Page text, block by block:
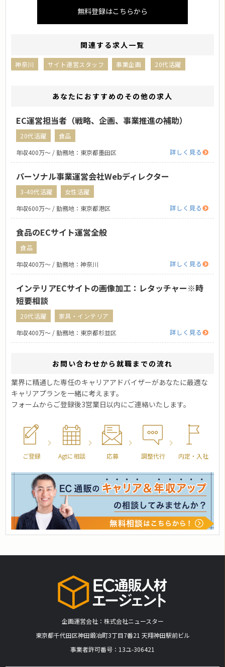
無料登録はこちらから
関連する求人一覧
神奈川 サイト運営スタッフ 事業企画 20代活躍
あなたにおすすめのその他の求人
EC運営担当者（戦略、企画、事業推進の補助）
20代活躍
食品
年収400万〜 / 勤務地：東京都墨田区
詳しく見る
パーソナル事業運営会社Webディレクター
3-40代活躍
女性活躍
年収600万〜 / 勤務地：東京都港区
詳しく見る
食品のECサイト運営全般
食品
年収400万〜 / 勤務地：神奈川
詳しく見る
インテリアECサイトの画像加工：レタッチャー※時
短要相談
20代活躍
家具・インテリア
年収400万〜 / 勤務地：東京都杉並区
詳しく見る
お問い合わせから就職までの流れ
業界に精通した専任のキャリアアドバイザーがあなたに最適な
キャリアプランを一緒に考えます。
フォームからご登録後3営業日以内にご連絡いたします。
ご登録 Agtに相談 応募 調整代行 内定・入社
企画運営会社：株式会社ニュースター
​東京都千代田区神田鍛冶町3丁目7番21 天翔神田駅前ビル
事業者許可番号：13ユ-306421